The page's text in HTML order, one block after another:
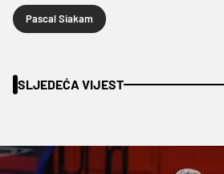
Pascal Siakam
SLJEDEĆA VIJEST